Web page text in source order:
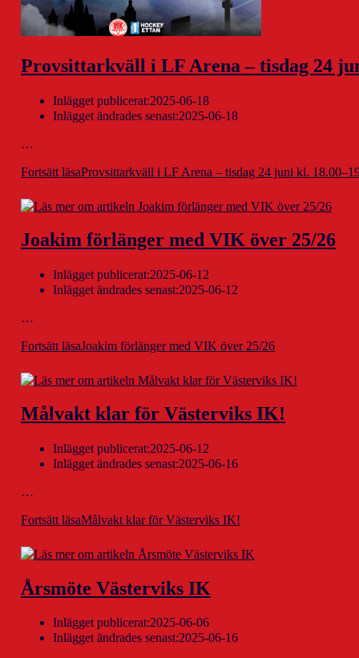
Provsittarkväll i LF Arena – tisdag 24
Inlägget publicerat:2025-06-18
Inlägget ändrades senast:2025-06-18
…
Fortsätt läsaProvsittarkväll i LF Arena – tisdag 24 juni kl.
Joakim förlänger med VIK över 25/26
Inlägget publicerat:2025-06-12
Inlägget ändrades senast:2025-06-12
…
Fortsätt läsaJoakim förlänger med VIK över 25/26
Målvakt klar för Västerviks IK!
Inlägget publicerat:2025-06-12
Inlägget ändrades senast:2025-06-16
…
Fortsätt läsaMålvakt klar för Västerviks IK!
Årsmöte Västerviks IK
Inlägget publicerat:2025-06-06
Inlägget ändrades senast:2025-06-16